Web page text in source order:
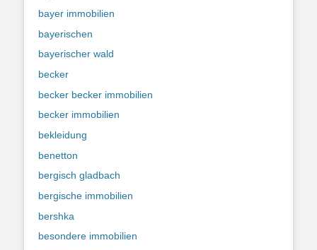
bayer immobilien
bayerischen
bayerischer wald
becker
becker becker immobilien
becker immobilien
bekleidung
benetton
bergisch gladbach
bergische immobilien
bershka
besondere immobilien